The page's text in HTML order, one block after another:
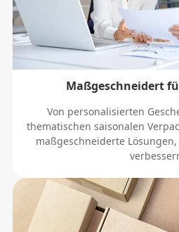
Maßgeschneidert
Von personalisierten
thematischen saisonalen
maßgeschneiderte